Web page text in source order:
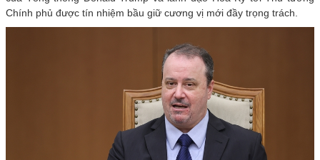
Chính phủ được tín nhiệm bầu giữ cương vị mới đầy trọng trách.